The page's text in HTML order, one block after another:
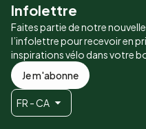
Infolettre
Faites partie de notre
l’infolettre pour recevoir en
inspirations vélo dans votre
Je m'abonne
FR - CA